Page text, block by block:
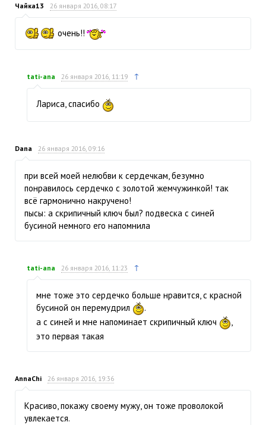
Чайка13 26 января 2016, 08:17
очень!!
tati-ana 26 января 2016, 11:19 ↑
Лариса, спасибо
Dana 26 января 2016, 09:16
при всей моей нелюбви к сердечкам, безумно
понравилось сердечко с золотой жемчужинкой! так
всё гармонично накручено!
пысы: а скрипичный ключ был? подвеска с синей
бусиной немного его напомнила
tati-ana 26 января 2016, 11:23 ↑
мне тоже это сердечко больше нравится, с красной
бусиной он перемудрил
.
а с синей и мне напоминает скрипичный ключ
это первая такая
AnnaChi 26 января 2016, 19:36
Красиво, покажу своему мужу, он тоже проволокой
увлекается.